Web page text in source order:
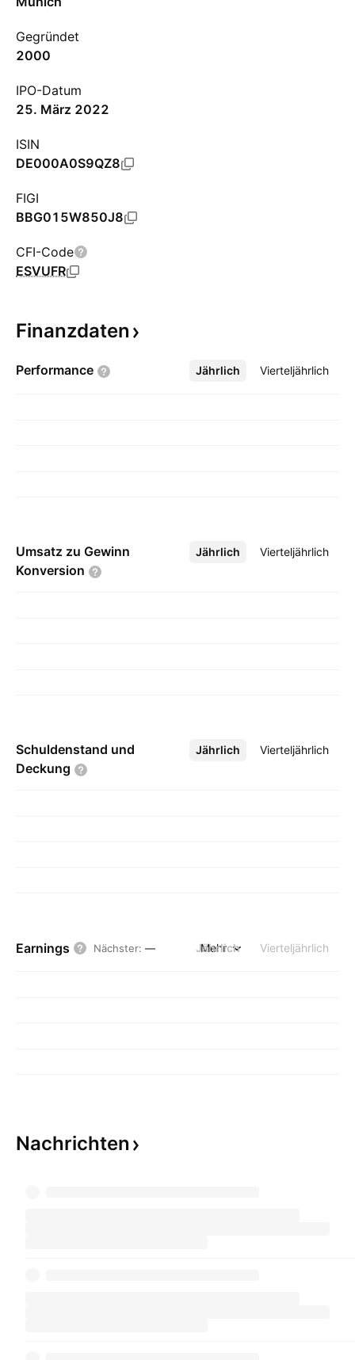
Gegründet
2000
IPO-Datum
25. März 2022
ISIN
DE000A0S9QZ8
FIGI
BBG015W850J8
CFI-Code
ESVUFR
Finanzdaten
Performance Jährlich Vierteljährlich
Mehr
Umsatz zu Gewinn
Konversion
Jährlich Vierteljährlich
Mehr
Schuldenstand und
Deckung
Jährlich Vierteljährlich
Mehr
Earnings Nächster: — Jährlich Vierteljährlich
Mehr
Nachrichten